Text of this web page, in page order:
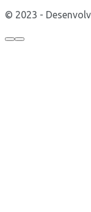
© 2023 -